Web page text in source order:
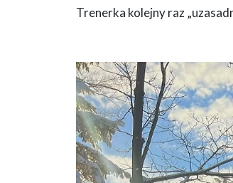
Trenerka kolejny raz